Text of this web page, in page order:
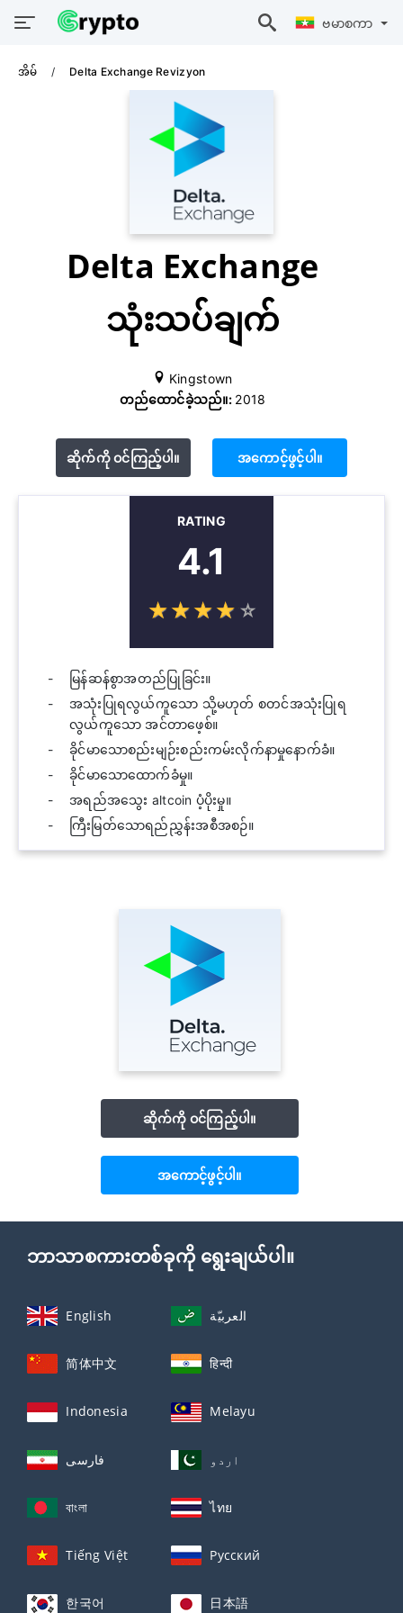
ဗမာစကာ
အိမ် Delta Exchange Revizyon
Delta Exchange
သုံးသပ်ချက်
Kingstown
တည်ထောင်ခဲ့သည်။: 2018
ဆိုက်ကို ဝင်ကြည့်ပါ။ အကောင့်ဖွင့်ပါ။
RATING
4.1
☆☆☆☆ ☆
★★★★ ★
မြန်ဆန်စွာအတည်ပြုခြင်း။
အသုံးပြုရလွယ်ကူသော သို့မဟုတ် စတင်အသုံးပြုရ
လွယ်ကူသော အင်တာဖေ့စ်။
ခိုင်မာသောစည်းမျဉ်းစည်းကမ်းလိုက်နာမှုနောက်ခံ။
ခိုင်မာသောထောက်ခံမှု။
အရည်အသွေး altcoin ပံ့ပိုးမှု။
ကြီးမြတ်သောရည်ညွှန်းအစီအစဉ်။
ဆိုက်ကို ဝင်ကြည့်ပါ။
အကောင့်ဖွင့်ပါ။
ဘာသာစကားတစ်ခုကို ရွေးချယ်ပါ။
English العربيّة
简体中文 हिन्दी
Indonesia Melayu
فارسی اردو
বাংলা ไทย
Tiếng Việt Русский
한국어 日本語